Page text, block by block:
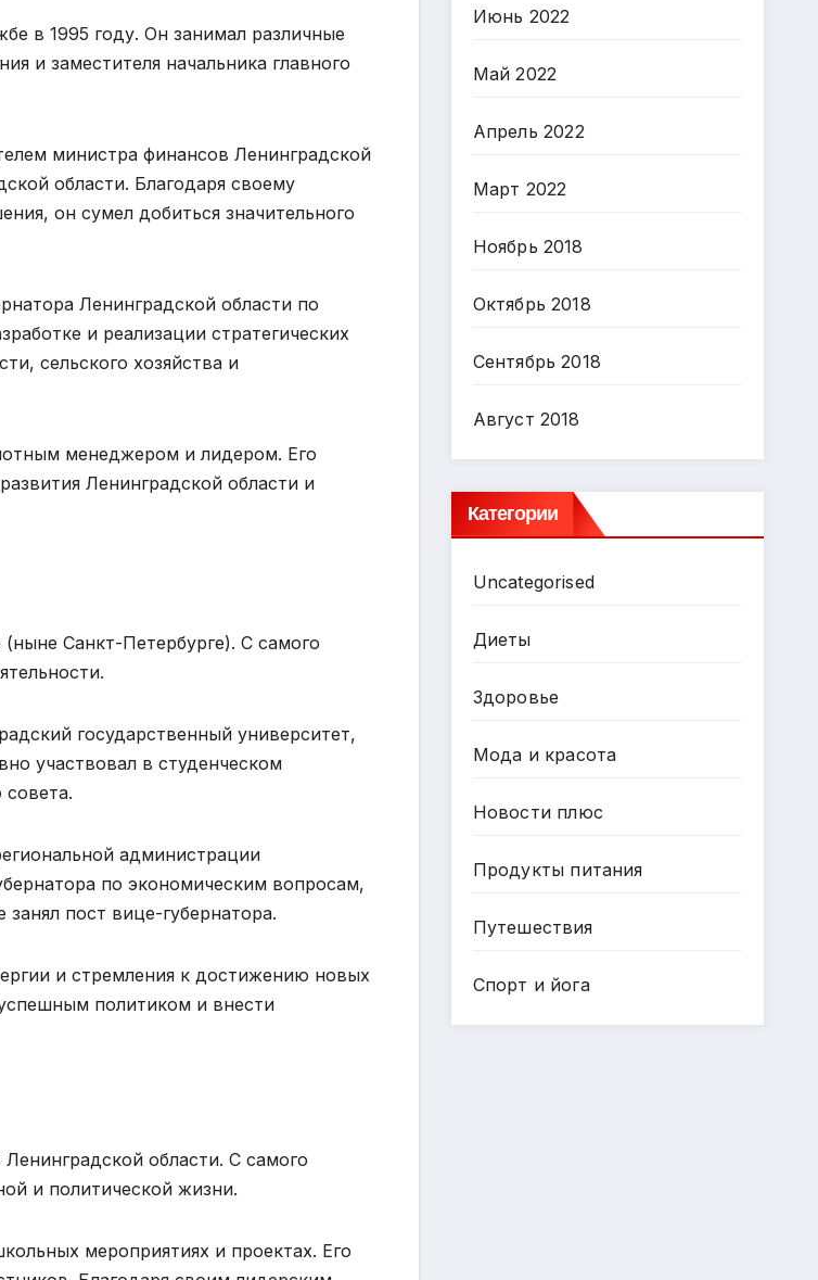
в 1995 году. Он занимал различные
и заместителя начальника главного
министра финансов Ленинградской
области. Благодаря своему
он сумел добиться значительного
Ленинградской области по
и реализации стратегических
сельского хозяйства и
менеджером и лидером. Его
Ленинградской области и
Санкт-Петербурге). С самого
государственный университет,
участвовал в студенческом
администрации
по экономическим вопросам,
пост вице-губернатора.
и стремления к достижению новых
политиком и внести
области. С самого
и политической жизни.
мероприятиях и проектах. Его
Июнь 2022
Май 2022
Апрель 2022
Март 2022
Ноябрь 2018
Октябрь 2018
Сентябрь 2018
Август 2018
Категории
Uncategorised
Диеты
Здоровье
Мода и красота
Новости плюс
Продукты питания
Путешествия
Спорт и йога